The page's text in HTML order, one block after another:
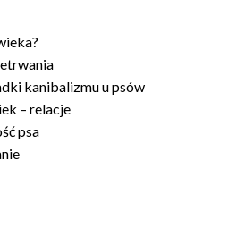
kanibalizmu u psów
– relacje
psa